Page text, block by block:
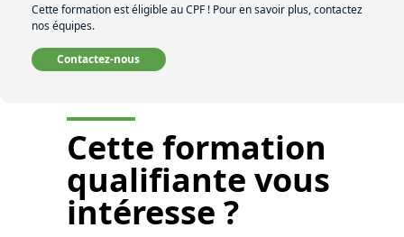
Cette formation est éligible au CPF ! Pour en savoir plus, contactez
nos équipes.
Contactez-nous
Cette formation
qualifiante vous
intéresse ?